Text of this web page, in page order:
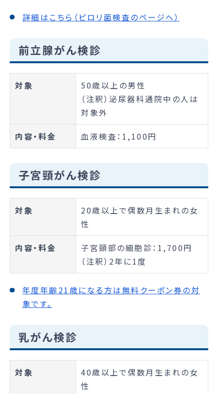
詳細はこちら（ピロリ菌検査のページへ）
前立腺がん検診
対象
50歳以上の男性
（注釈）泌尿器科通院中の人は
対象外
内容・料金 血液検査：1,100円
子宮頸がん検診
対象
20歳以上で偶数月生まれの女
性
内容・料金
子宮頸部の細胞診：1,700円
（注釈）2年に1度
年度年齢21歳になる方は無料クーポン券の対
象です。
乳がん検診
対象
40歳以上で偶数月生まれの女
性